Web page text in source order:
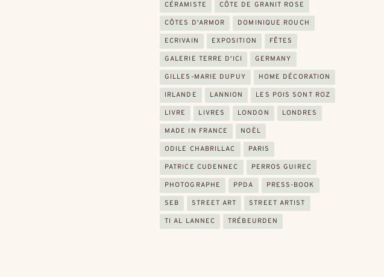
CÉRAMISTE CÔTE DE GRANIT ROSE
CÔTES D'ARMOR DOMINIQUE ROUCH
ECRIVAIN EXPOSITION FÊTES
GALERIE TERRE D'ICI GERMANY
GILLES-MARIE DUPUY HOME DÉCORATION
IRLANDE LANNION LES POIS SONT ROZ
LIVRE LIVRES LONDON LONDRES
MADE IN FRANCE NOËL
ODILE CHABRILLAC PARIS
PATRICE CUDENNEC PERROS GUIREC
PHOTOGRAPHE PPDA PRESS-BOOK
SEB STREET ART STREET ARTIST
TI AL LANNEC TRÉBEURDEN